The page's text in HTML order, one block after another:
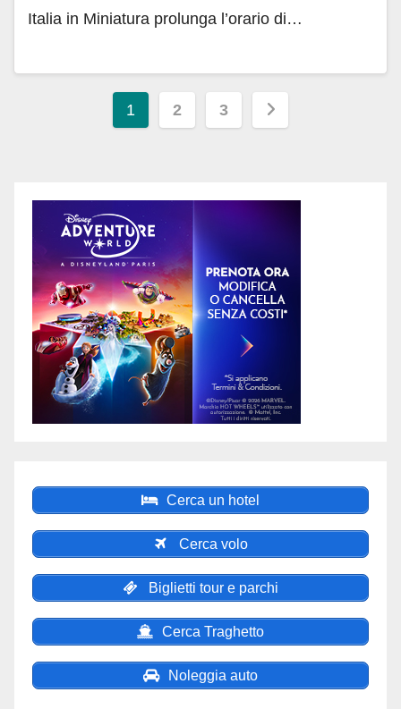
Italia in Miniatura prolunga l’orario di…
Paginazione
1 2 3
Cerca un hotel
Cerca volo
Biglietti tour e parchi
Cerca Traghetto
Noleggia auto